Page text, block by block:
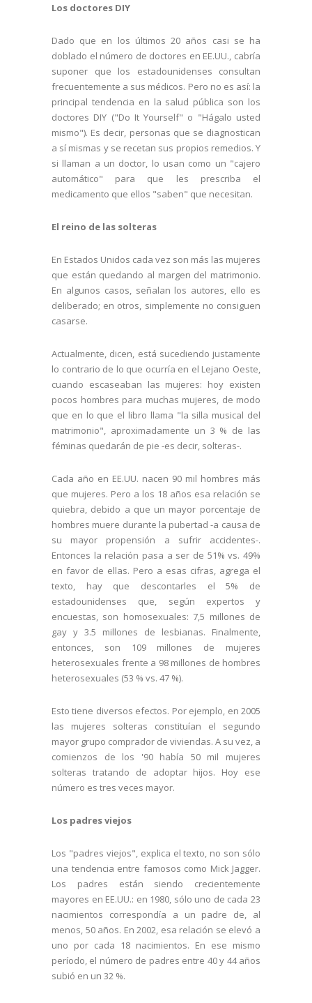
Los doctores DIY
Dado que en los últimos 20 años casi se ha
doblado el número de doctores en EE.UU., cabría
suponer que los estadounidenses consultan
frecuentemente a sus médicos. Pero no es así: la
principal tendencia en la salud pública son los
doctores DIY ("Do It Yourself" o "Hágalo usted
mismo"). Es decir, personas que se diagnostican
a sí mismas y se recetan sus propios remedios. Y
si llaman a un doctor, lo usan como un "cajero
automático" para que les prescriba el
medicamento que ellos "saben" que necesitan.
El reino de las solteras
En Estados Unidos cada vez son más las mujeres
que están quedando al margen del matrimonio.
En algunos casos, señalan los autores, ello es
deliberado; en otros, simplemente no consiguen
casarse.
Actualmente, dicen, está sucediendo justamente
lo contrario de lo que ocurría en el Lejano Oeste,
cuando escaseaban las mujeres: hoy existen
pocos hombres para muchas mujeres, de modo
que en lo que el libro llama "la silla musical del
matrimonio", aproximadamente un 3 % de las
féminas quedarán de pie -es decir, solteras-.
Cada año en EE.UU. nacen 90 mil hombres más
que mujeres. Pero a los 18 años esa relación se
quiebra, debido a que un mayor porcentaje de
hombres muere durante la pubertad -a causa de
su mayor propensión a sufrir accidentes-.
Entonces la relación pasa a ser de 51% vs. 49%
en favor de ellas. Pero a esas cifras, agrega el
texto, hay que descontarles el 5% de
estadounidenses que, según expertos y
encuestas, son homosexuales: 7,5 millones de
gay y 3.5 millones de lesbianas. Finalmente,
entonces, son 109 millones de mujeres
heterosexuales frente a 98 millones de hombres
heterosexuales (53 % vs. 47 %).
Esto tiene diversos efectos. Por ejemplo, en 2005
las mujeres solteras constituían el segundo
mayor grupo comprador de viviendas. A su vez, a
comienzos de los '90 había 50 mil mujeres
solteras tratando de adoptar hijos. Hoy ese
número es tres veces mayor.
Los padres viejos
Los "padres viejos", explica el texto, no son sólo
una tendencia entre famosos como Mick Jagger.
Los padres están siendo crecientemente
mayores en EE.UU.: en 1980, sólo uno de cada 23
nacimientos correspondía a un padre de, al
menos, 50 años. En 2002, esa relación se elevó a
uno por cada 18 nacimientos. En ese mismo
período, el número de padres entre 40 y 44 años
subió en un 32 %.